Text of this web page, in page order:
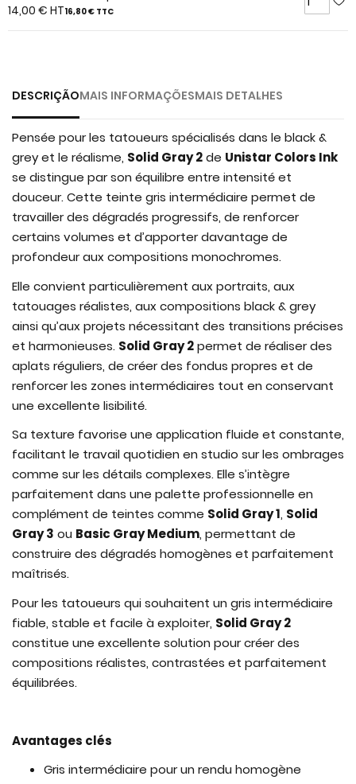
the
14,00 € HT16,80 € TTC
DESCRIÇÃOMAIS INFORMAÇÕESMAIS DETALHES
Pensée pour les tatoueurs spécialisés dans le black &
grey et le réalisme, Solid Gray 2de Unistar Colors Ink
se distingue par son équilibre entre intensité et
douceur. Cette teinte gris intermédiaire permet de
travailler des dégradés progressifs, de renforcer
certains volumes et d’apporter davantage de
profondeur aux compositions monochromes.
Elle convient particulièrement aux portraits, aux
tatouages réalistes, aux compositions black & grey
ainsi qu’aux projets nécessitant des transitions précises
et harmonieuses. Solid Gray 2permet de réaliser des
aplats réguliers, de créer des fondus propres et de
renforcer les zones intermédiaires tout en conservant
une excellente lisibilité.
Sa texture favorise une application fluide et constante,
facilitant le travail quotidien en studio sur les ombrages
comme sur les détails complexes. Elle s’intègre
parfaitement dans une palette professionnelle en
complément de teintes comme Solid Gray 1, Solid
Gray 3 ou Basic Gray Medium, permettant de
construire des dégradés homogènes et parfaitement
maîtrisés.
Pour les tatoueurs qui souhaitent un gris intermédiaire
fiable, stable et facile à exploiter, Solid Gray 2
constitue une excellente solution pour créer des
compositions réalistes, contrastées et parfaitement
équilibrées.
Avantages clés
Gris intermédiaire pour un rendu homogène